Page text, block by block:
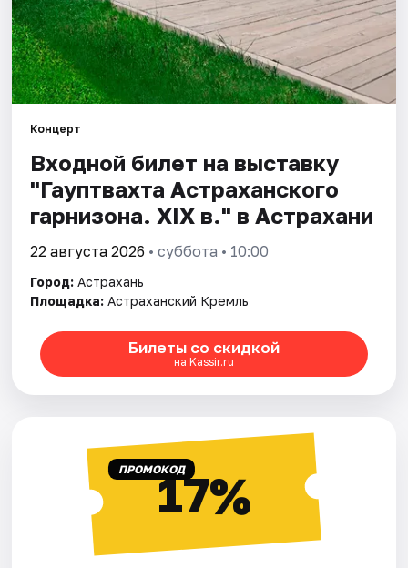
Концерт
Входной билет на выставку
"Гауптвахта Астраханского
гарнизона. XIX в." в Астрахани
22 августа 2026 • суббота • 10:00
Город: Астрахань
Площадка: Астраханский Кремль
Билеты со скидкой
на Kassir.ru
ПРОМОКОД17%